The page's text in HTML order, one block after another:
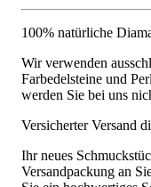
100% natürliche
Wir verwenden
Farbedelsteine und
werden Sie bei uns
Versicherter Versand
Ihr neues
Versandpackung an